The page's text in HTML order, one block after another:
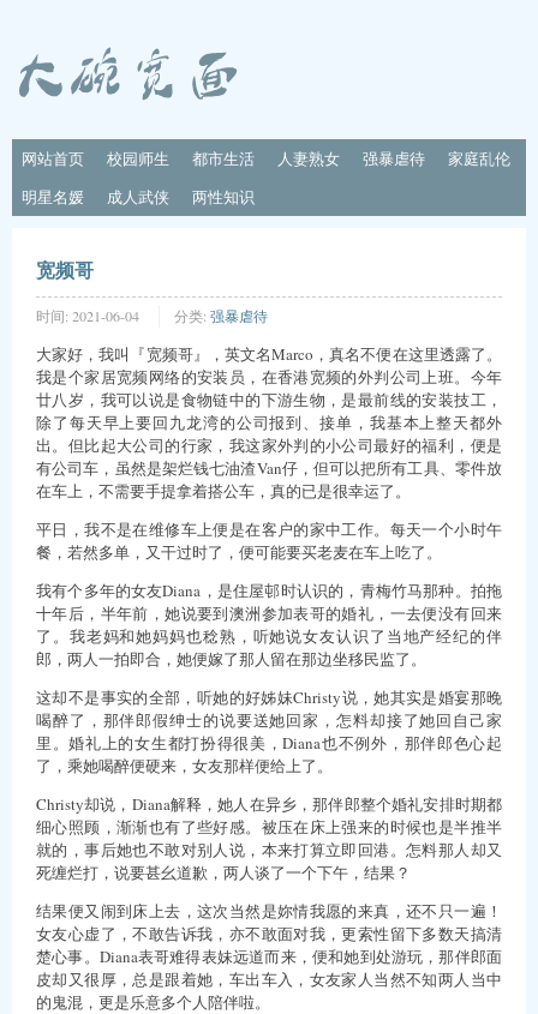
网站首页 校园师生 都市生活 人妻熟女 强暴虐待
家庭乱伦
明星名媛
成人武侠 两性知识
宽频哥
时间: 2021-06-04 分类: 强暴虐待
大家好，我叫『宽频哥』，英文名Marco，真名不便在这里透露了。
我是个家居宽频网络的安装员，在香港宽频的外判公司上班。今年
廿八岁，我可以说是食物链中的下游生物，是最前线的安装技工，
除了每天早上要回九龙湾的公司报到、接单，我基本上整天都外
出。但比起大公司的行家，我这家外判的小公司最好的福利，便是
有公司车，虽然是架烂钱七油渣Van仔，但可以把所有工具、零件放
在车上，不需要手提拿着搭公车，真的已是很幸运了。
平日，我不是在维修车上便是在客户的家中工作。每天一个小时午
餐，若然多单，又干过时了，便可能要买老麦在车上吃了。
我有个多年的女友Diana，是住屋邨时认识的，青梅竹马那种。拍拖
十年后，半年前，她说要到澳洲参加表哥的婚礼，一去便没有回来
了。我老妈和她妈妈也稔熟，听她说女友认识了当地产经纪的伴
郎，两人一拍即合，她便嫁了那人留在那边坐移民监了。
这却不是事实的全部，听她的好姊妹Christy说，她其实是婚宴那晚
喝醉了，那伴郎假绅士的说要送她回家，怎料却接了她回自己家
里。婚礼上的女生都打扮得很美，Diana也不例外，那伴郎色心起
了，乘她喝醉便硬来，女友那样便给上了。
Christy却说，Diana解释，她人在异乡，那伴郎整个婚礼安排时期都
细心照顾，渐渐也有了些好感。被压在床上强来的时候也是半推半
就的，事后她也不敢对别人说，本来打算立即回港。怎料那人却又
死缠烂打，说要甚幺道歉，两人谈了一个下午，结果？
结果便又闹到床上去，这次当然是妳情我愿的来真，还不只一遍！
女友心虚了，不敢告诉我，亦不敢面对我，更索性留下多数天搞清
楚心事。Diana表哥难得表妹远道而来，便和她到处游玩，那伴郎面
皮却又很厚，总是跟着她，车出车入，女友家人当然不知两人当中
的鬼混，更是乐意多个人陪伴啦。